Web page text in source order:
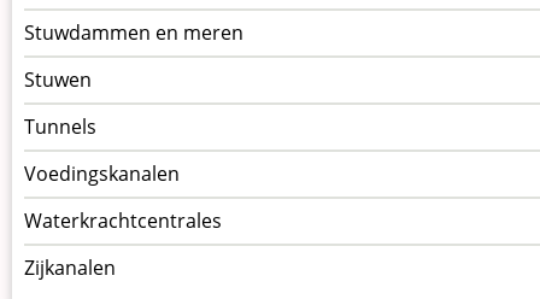
Stuwdammen en meren
Stuwen
Tunnels
Voedingskanalen
Waterkrachtcentrales
Zijkanalen